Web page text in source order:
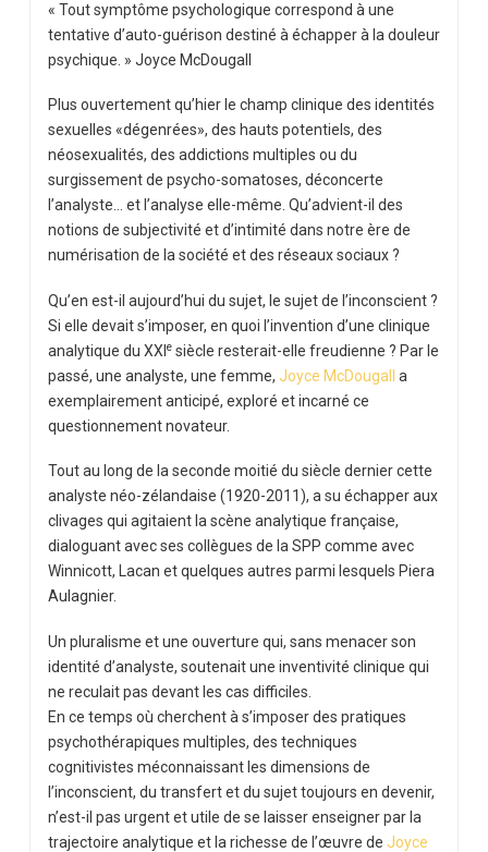
« Tout symptôme psychologique correspond à une
tentative d’auto-guérison destiné à échapper à la douleur
psychique. » Joyce McDougall
Plus ouvertement qu’hier le champ clinique des identités
sexuelles «dégenrées», des hauts potentiels, des
néosexualités, des addictions multiples ou du
surgissement de psycho-somatoses, déconcerte
l’analyste… et l’analyse elle-même. Qu’advient-il des
notions de subjectivité et d’intimité dans notre ère de
numérisation de la société et des réseaux sociaux ?
Qu’en est-il aujourd’hui du sujet, le sujet de l’inconscient ?
Si elle devait s’imposer, en quoi l’invention d’une clinique
analytique du XXI esiècle resterait-elle freudienne ? Par le
passé, une analyste, une femme, Joyce McDougall
a
exemplairement anticipé, exploré et incarné ce
questionnement novateur.
Tout au long de la seconde moitié du siècle dernier cette
analyste néo-zélandaise (1920-2011), a su échapper aux
clivages qui agitaient la scène analytique française,
dialoguant avec ses collègues de la SPP comme avec
Winnicott, Lacan et quelques autres parmi lesquels Piera
Aulagnier.
Un pluralisme et une ouverture qui, sans menacer son
identité d’analyste, soutenait une inventivité clinique qui
ne reculait pas devant les cas difficiles.
En ce temps où cherchent à s’imposer des pratiques
psychothérapiques multiples, des techniques
cognitivistes méconnaissant les dimensions de
l’inconscient, du transfert et du sujet toujours en devenir,
n’est-il pas urgent et utile de se laisser enseigner par la
trajectoire analytique et la richesse de l’œuvre de Joyce